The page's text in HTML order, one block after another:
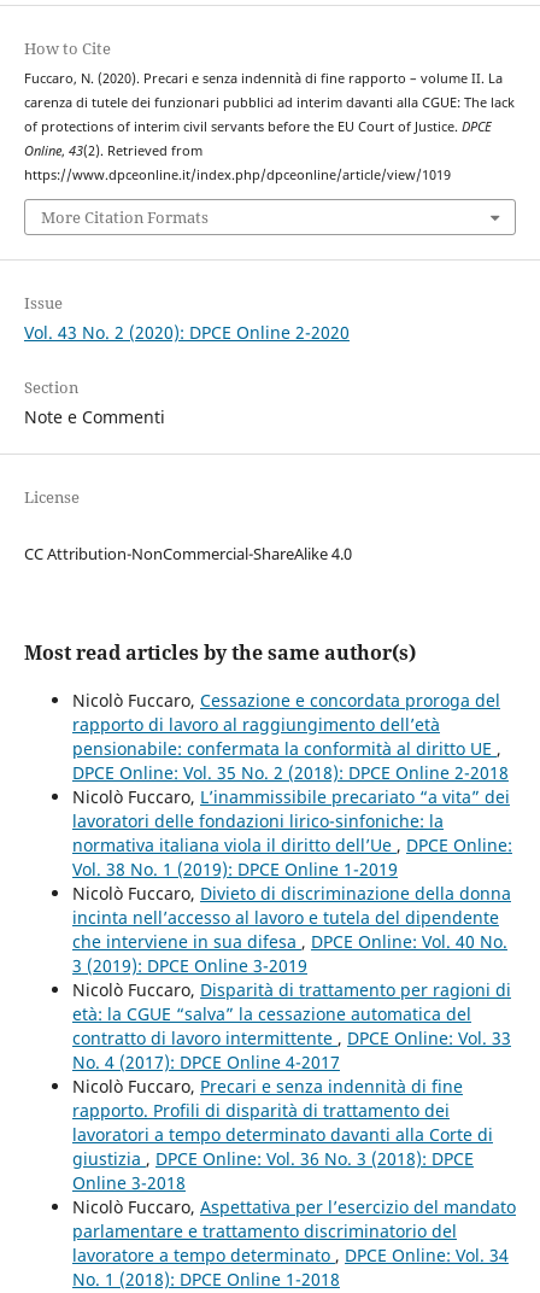
How to Cite
Fuccaro, N. (2020). Precari e senza indennità di fine rapporto – volume II. La
carenza di tutele dei funzionari pubblici ad interim davanti alla CGUE: The lack
of protections of interim civil servants before the EU Court of Justice. DPCE
Online, 43(2). Retrieved from
https://www.dpceonline.it/index.php/dpceonline/article/view/1019
More Citation Formats
Issue
Vol. 43 No. 2 (2020): DPCE Online 2-2020
Section
Note e Commenti
License
CC Attribution-NonCommercial-ShareAlike 4.0
Most read articles by the same author(s)
Nicolò Fuccaro, Cessazione e concordata proroga del
rapporto di lavoro al raggiungimento dell’età
pensionabile: confermata la conformità al diritto UE ,
DPCE Online: Vol. 35 No. 2 (2018): DPCE Online 2-2018
Nicolò Fuccaro, L’inammissibile precariato “a vita” dei
lavoratori delle fondazioni lirico-sinfoniche: la
normativa italiana viola il diritto dell’Ue , DPCE Online:
Vol. 38 No. 1 (2019): DPCE Online 1-2019
Nicolò Fuccaro, Divieto di discriminazione della donna
incinta nell’accesso al lavoro e tutela del dipendente
che interviene in sua difesa , DPCE Online: Vol. 40 No.
3 (2019): DPCE Online 3-2019
Nicolò Fuccaro, Disparità di trattamento per ragioni di
età: la CGUE “salva” la cessazione automatica del
contratto di lavoro intermittente , DPCE Online: Vol. 33
No. 4 (2017): DPCE Online 4-2017
Nicolò Fuccaro, Precari e senza indennità di fine
rapporto. Profili di disparità di trattamento dei
lavoratori a tempo determinato davanti alla Corte di
giustizia , DPCE Online: Vol. 36 No. 3 (2018): DPCE
Online 3-2018
Nicolò Fuccaro, Aspettativa per l’esercizio del mandato
parlamentare e trattamento discriminatorio del
lavoratore a tempo determinato , DPCE Online: Vol. 34
No. 1 (2018): DPCE Online 1-2018